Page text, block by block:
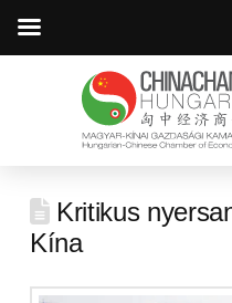
Kritikus
Kína